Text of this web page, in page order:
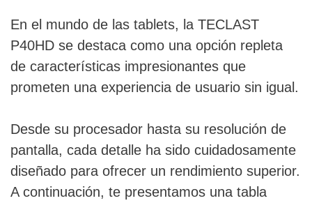
En el mundo de las tablets, la TECLAST
P40HD se destaca como una opción repleta
de características impresionantes que
prometen una experiencia de usuario sin igual.
Desde su procesador hasta su resolución de
pantalla, cada detalle ha sido cuidadosamente
diseñado para ofrecer un rendimiento superior.
A continuación, te presentamos una tabla